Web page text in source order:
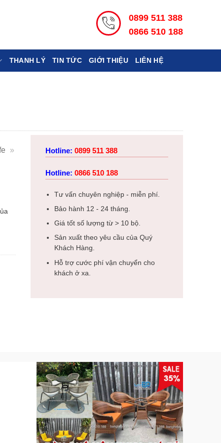
0899 511 388
0866 510 188
THANH LÝ TIN TỨC GIỚI THIỆU LIÊN HỆ
» Hotline: 0899 511 388
Hotline: 0866 510 188
Tư vấn chuyên nghiệp - miễn phí.
Bảo hành 12 - 24 tháng.
Giá tốt số lượng từ > 10 bộ.
Sản xuất theo yêu cầu của Quý
Khách Hàng.
Hỗ trợ cước phí vận chuyển cho
khách ở xa.